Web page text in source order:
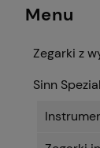
Menu
Zegarki z
Sinn